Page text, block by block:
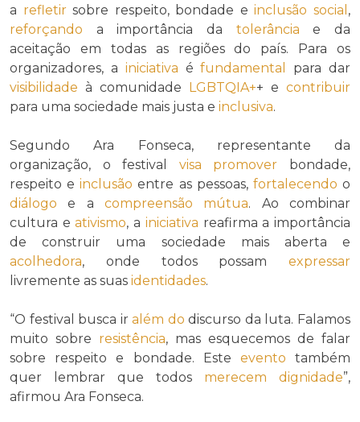
a refletirsobre respeito, bondade einclusão social ,
reforçando a importância da tolerância e da
aceitação em todas as regiões do país. Para os
organizadores, a iniciativa éfundamental
para dar
visibilidade à comunidade LGBTQIA++ e contribuir
para uma sociedade mais justa e inclusiva.
Segundo Ara Fonseca, representante da
organização, o festival visa promover bondade,
respeito einclusão entre as pessoas, fortalecendo o
diálogo e a compreensão mútua. Ao combinar
cultura eativismo, a iniciativa reafirma a importância
de construir uma sociedade mais aberta e
acolhedora, onde todos possam expressar
livremente as suas identidades.
“O festival busca iralém do discurso da luta. Falamos
muito sobre resistência, mas esquecemos de falar
sobre respeito e bondade. Este evento também
quer lembrar que todos merecem dignidade”,
afirmou Ara Fonseca.